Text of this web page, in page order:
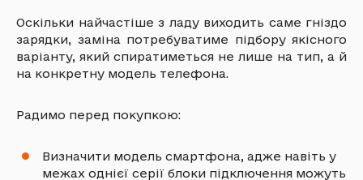
Оскільки найчастіше з ладу виходить саме гніздо
зарядки, заміна потребуватиме підбору якісного
варіанту, який спиратиметься не лише на тип, а й
на конкретну модель телефона.
Радимо перед покупкою:
Визначити модель смартфона, адже навіть у
межах однієї серії блоки підключення можуть